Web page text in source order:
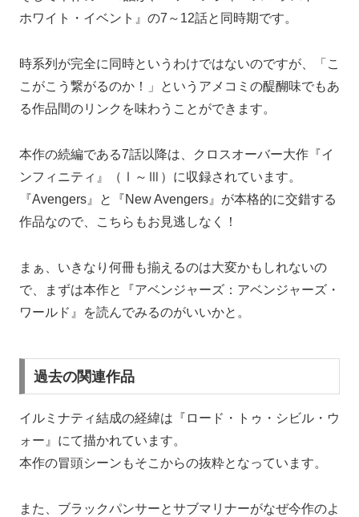
ホワイト・イベント』の7～12話と同時期です。
時系列が完全に同時というわけではないのですが、「こ
こがこう繋がるのか！」というアメコミの醍醐味でもあ
る作品間のリンクを味わうことができます。
本作の続編である7話以降は、クロスオーバー大作『イ
ンフィニティ』（Ⅰ～Ⅲ）に収録されています。
『Avengers』と『New Avengers』が本格的に交錯する
作品なので、こちらもお見逃しなく！
まぁ、いきなり何冊も揃えるのは大変かもしれないの
で、まずは本作と『アベンジャーズ：アベンジャーズ・
ワールド』を読んでみるのがいいかと。
過去の関連作品
イルミナティ結成の経緯は『ロード・トゥ・シビル・ウ
ォー』にて描かれています。
本作の冒頭シーンもそこからの抜粋となっています。
また、ブラックパンサーとサブマリナーがなぜ今作のよ